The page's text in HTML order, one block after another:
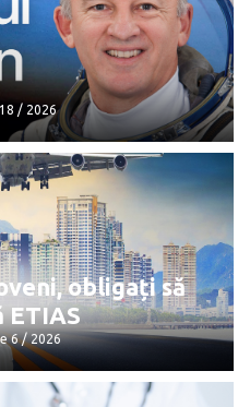
/ 2026
/ 2026
obligați să
ETIAS
6 / 2026